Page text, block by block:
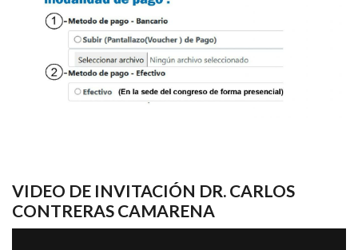
VIDEO DE INVITACIÓN DR. CARLOS
CONTRERAS CAMARENA